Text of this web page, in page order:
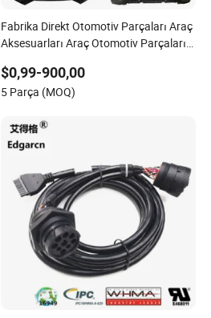
Fabrika Direkt Otomotiv Parçaları Araç
Aksesuarları Araç Otomotiv Parçaları
Balatası Silecek Bıçağı Tam Araç Yedek
Parçaları Byd Song Plus Dm için
$0,99-900,00
5 Parça (MOQ)